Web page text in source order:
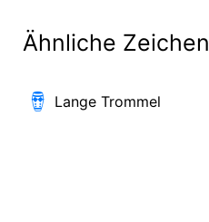
Ähnliche Zeichen
🪘 Lange Trommel